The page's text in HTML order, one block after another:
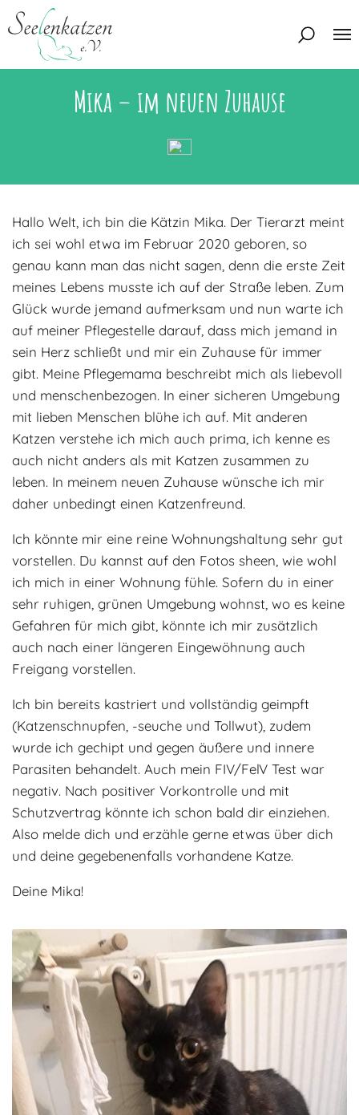
Mitglied werden
Eine Katze adoptieren
Interessentenbogen
Zuhause gesucht
Zuhause gefunden
Regenbogenbrücke
Adoptantenberichte
Infos rund um die Katze
Deine Hilfe
Kontakt
Interessentenbogen
Kontaktformular
FAQ
Blog
Mika – im neuen Zuhause
Hallo Welt, ich bin die Kätzin Mika. Der Tierarzt meint
ich sei wohl etwa im Februar 2020 geboren, so
genau kann man das nicht sagen, denn die erste Zeit
meines Lebens musste ich auf der Straße leben. Zum
Glück wurde jemand aufmerksam und nun warte ich
auf meiner Pflegestelle darauf, dass mich jemand in
sein Herz schließt und mir ein Zuhause für immer
gibt. Meine Pflegemama beschreibt mich als liebevoll
und menschenbezogen. In einer sicheren Umgebung
mit lieben Menschen blühe ich auf. Mit anderen
Katzen verstehe ich mich auch prima, ich kenne es
auch nicht anders als mit Katzen zusammen zu
leben. In meinem neuen Zuhause wünsche ich mir
daher unbedingt einen Katzenfreund.
Ich könnte mir eine reine Wohnungshaltung sehr gut
vorstellen. Du kannst auf den Fotos sheen, wie wohl
ich mich in einer Wohnung fühle. Sofern du in einer
sehr ruhigen, grünen Umgebung wohnst, wo es keine
Gefahren für mich gibt, könnte ich mir zusätzlich
auch nach einer längeren Eingewöhnung auch
Freigang vorstellen.
Ich bin bereits kastriert und vollständig geimpft
(Katzenschnupfen, -seuche und Tollwut), zudem
wurde ich gechipt und gegen äußere und innere
Parasiten behandelt. Auch mein FIV/FelV Test war
negativ. Nach positiver Vorkontrolle und mit
Schutzvertrag könnte ich schon bald dir einziehen.
Also melde dich und erzähle gerne etwas über dich
und deine gegebenenfalls vorhandene Katze.
Deine Mika!